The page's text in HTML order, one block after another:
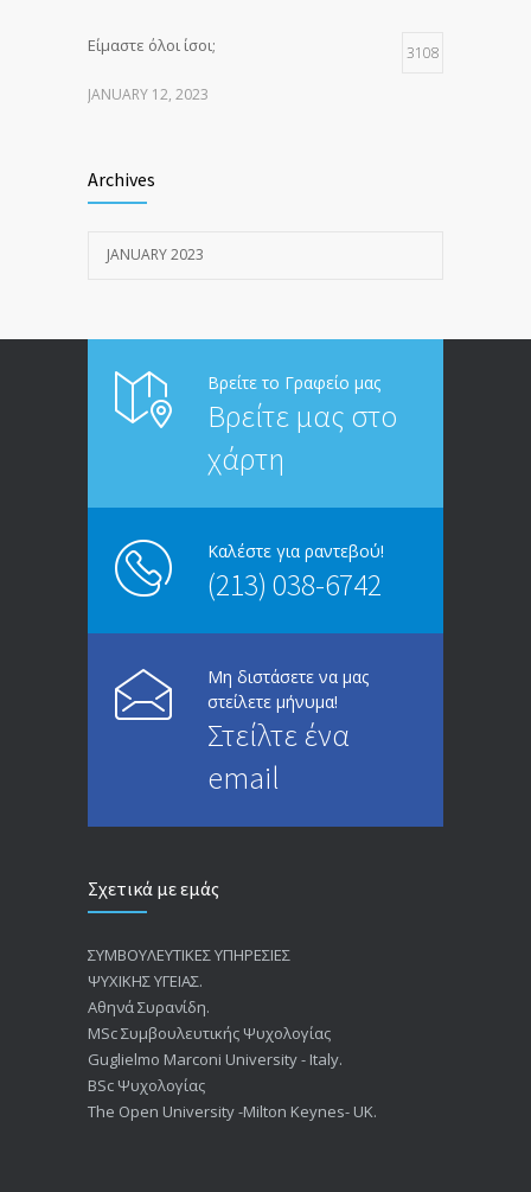
Είμαστε όλοι ίσοι; 3108
JANUARY 12, 2023
JANUARY 20, 2023
Άνδρες, γυναίκες και πατριαρχία
Archives
JANUARY 2023
Βρείτε το Γραφείο μας
Βρείτε μας στο
χάρτη
Καλέστε για ραντεβού!
(213) 038-6742
Μη διστάσετε να μας
στείλετε μήνυμα!
Στείλτε ένα
email
Σχετικά με εμάς
ΣΥΜΒΟΥΛΕΥΤΙΚΕΣ ΥΠΗΡΕΣΙΕΣ
ΨΥΧΙΚΗΣ ΥΓΕΙΑΣ.
Αθηνά Συρανίδη.
ΜSc Συμβουλευτικής Ψυχολογίας
Guglielmo Marconi University - Italy.
BSc Ψυχολογίας
The Open University -Milton Keynes- UK.